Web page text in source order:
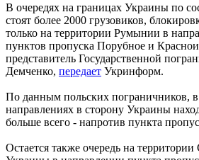
В очередях на границах Украины по
стоят более 2000 грузовиков,
только на территории Румынии в
пунктов пропуска Порубное и
представитель Государственной
Демченко, передает Укринформ.
По данным польских пограничников, в
направлениях в сторону Украины
больше всего - напротив пункта
Остается также очередь на